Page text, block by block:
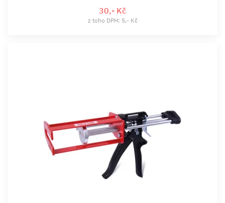
30,- Kč
z toho DPH: 5,- Kč